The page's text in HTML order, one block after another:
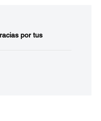
por tus